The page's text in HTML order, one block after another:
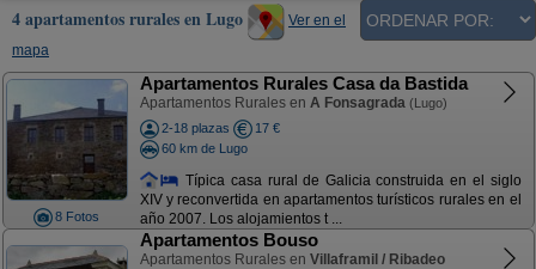
4 apartamentos rurales en Lugo
Ver en el
mapa
8 Fotos
Apartamentos Rurales Casa da Bastida
Apartamentos Rurales en A Fonsagrada (Lugo)
2-18 plazas
17 €
60 km de Lugo
Típica casa rural de Galicia construida en el siglo
XIV y reconvertida en apartamentos turísticos rurales en el
año 2007. Los alojamientos t ...
Apartamentos Bouso
Apartamentos Rurales en Villaframil / Ribadeo